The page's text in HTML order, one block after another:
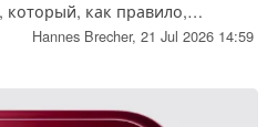
как правило,
преемник модели
Hannes Brecher, 21 Jul 2026 14:59